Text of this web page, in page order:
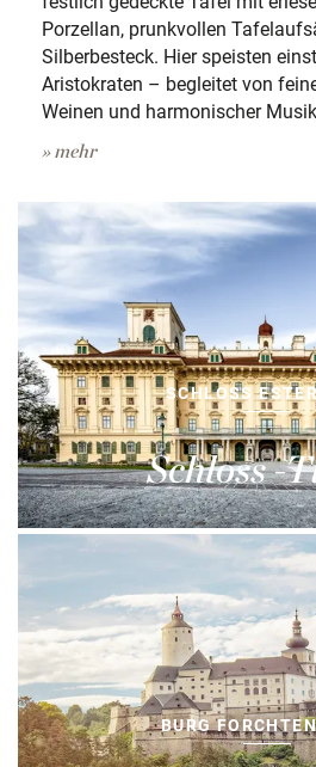
Porzellan, prunkvollen
Silberbesteck. Hier speisten
Aristokraten – begleitet von
Weinen und harmonischer
» mehr
SCHLOSS
Schloss -
BURG